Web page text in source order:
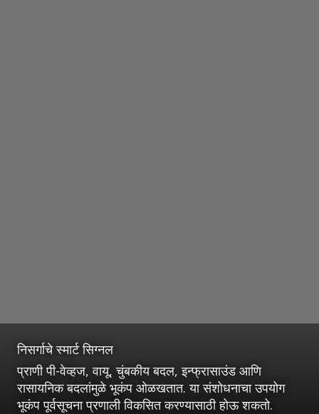
निसर्गाचे स्मार्ट सिग्नल
प्राणी पी-वेव्हज, वायू, चुंबकीय बदल, इन्फ्रासाउंड आणि
रासायनिक बदलांमुळे भूकंप ओळखतात. या संशोधनाचा उपयोग
भूकंप पूर्वसूचना प्रणाली विकसित करण्यासाठी होऊ शकतो.